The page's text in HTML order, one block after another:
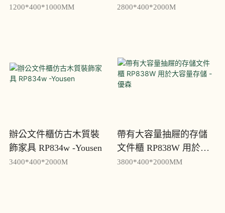
優森
1200*400*1000MM
RP828W - 優森
2800*400*2000M
辦公文件櫃仿古木質裝
飾家具 RP834w -Yousen
3400*400*2000M
帶有大容量抽屜的存儲
文件櫃 RP838W 用於大
容量存儲 - 優森
3800*400*2000MM